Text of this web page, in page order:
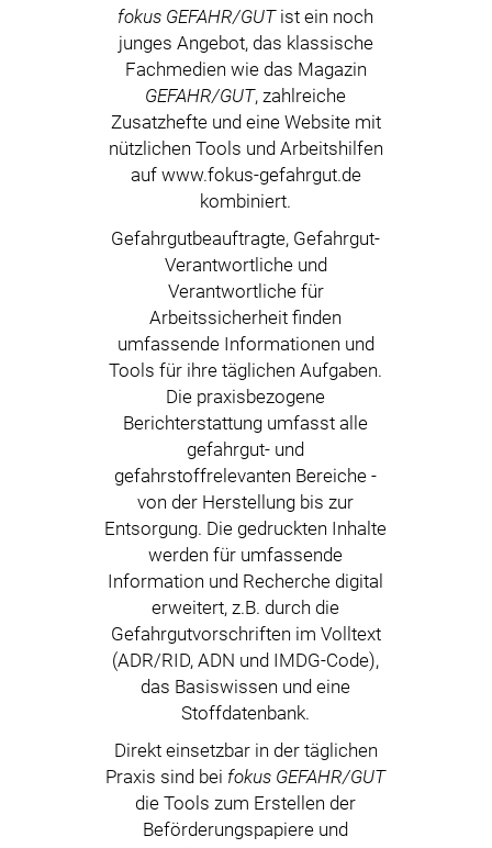
fokus GEFAHR/GUTist ein noch
junges Angebot, das klassische
Fachmedien wie das Magazin
GEFAHR/GUT, zahlreiche
Zusatzhefte und eine Website mit
nützlichen Tools und Arbeitshilfen
auf www.fokus-gefahrgut.de
kombiniert.
Gefahrgutbeauftragte, Gefahrgut-
Verantwortliche und
Verantwortliche für
Arbeitssicherheit finden
umfassende Informationen und
Tools für ihre täglichen Aufgaben.
Die praxisbezogene
Berichterstattung umfasst alle
gefahrgut- und
gefahrstoffrelevanten Bereiche -
von der Herstellung bis zur
Entsorgung. Die gedruckten Inhalte
werden für umfassende
Information und Recherche digital
erweitert, z.B. durch die
Gefahrgutvorschriften im Volltext
(ADR/RID, ADN und IMDG-Code),
das Basiswissen und eine
Stoffdatenbank.
Direkt einsetzbar in der täglichen
Praxis sind bei fokus GEFAHR/GUT
die Tools zum Erstellen der
Beförderungspapiere und